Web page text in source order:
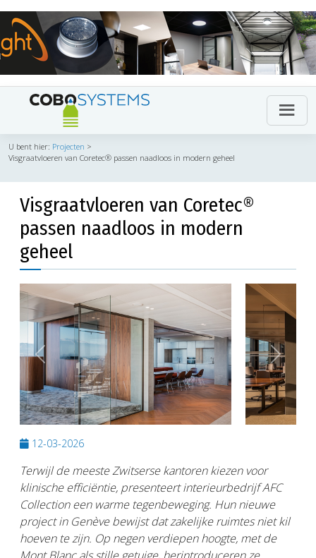
U bent hier: Projecten >
Visgraatvloeren van Coretec® passen naadloos in modern geheel
Visgraatvloeren van Coretec®
passen naadloos in modern
geheel
Previous Next
12-03-2026
Terwijl de meeste Zwitserse kantoren kiezen voor
klinische efficiëntie, presenteert interieurbedrijf AFC
Collection een warme tegenbeweging. Hun nieuwe
project in Genève bewijst dat zakelijke ruimtes niet kil
hoeven te zijn. Op negen verdiepen hoogte, met de